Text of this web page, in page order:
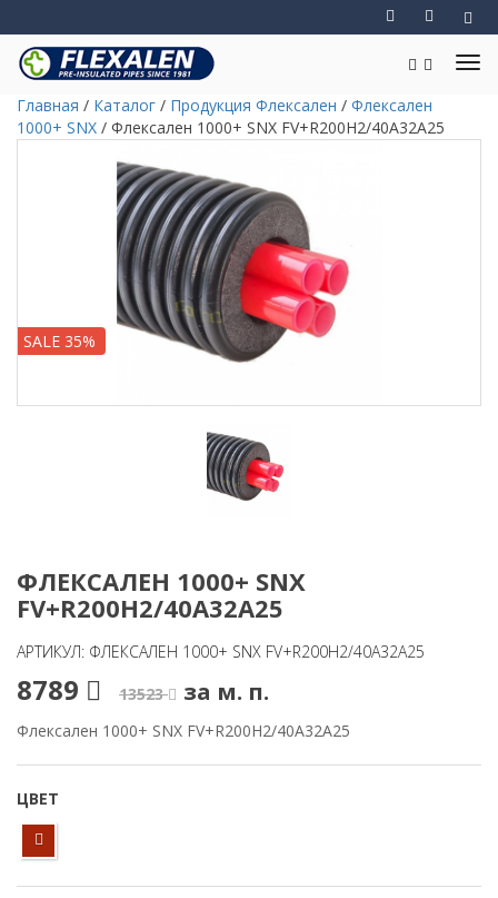
Главная / Каталог / Продукция Флексален / Флексален
1000+ SNX / Флексален 1000+ SNX FV+R200H2/40A32A25
SALE 35%
ФЛЕКСАЛЕН 1000+ SNX
FV+R200H2/40A32A25
АРТИКУЛ: ФЛЕКСАЛЕН 1000+ SNX FV+R200H2/40A32A25
8789 13523 за м. п.
Флексален 1000+ SNX FV+R200H2/40A32A25
ЦВЕТ